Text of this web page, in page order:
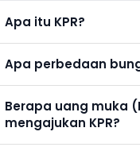
Apa itu KPR?
Apa perbedaan
Berapa uang muka
mengajukan KPR?